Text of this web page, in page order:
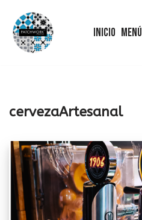
Saltar
Inicio Menú
cervezaArtesanal